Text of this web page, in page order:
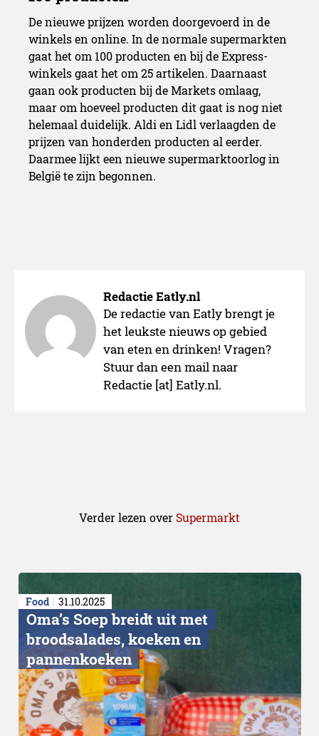
Inflatie door
Beter in België
De nieuwe prijzen worden doorgevoerd in de
winkels en online. In de normale supermarkten
gaat het om 100 producten en bij de Express-
winkels gaat het om 25 artikelen. Daarnaast
gaan ook producten bij de Markets omlaag,
maar om hoeveel producten dit gaat is nog niet
helemaal duidelijk. Aldi en Lidl verlaagden de
prijzen van honderden producten al eerder.
Daarmee lijkt een nieuwe supermarktoorlog in
België te zijn begonnen.
Redactie Eatly.nl
De redactie van Eatly brengt je
het leukste nieuws op gebied
van eten en drinken! Vragen?
Stuur dan een mail naar
Redactie [at] Eatly.nl.
Verder lezen over Supermarkt
Food 31.10.2025
Oma’s Soep breidt uit met
broodsalades, koeken en
pannenkoeken